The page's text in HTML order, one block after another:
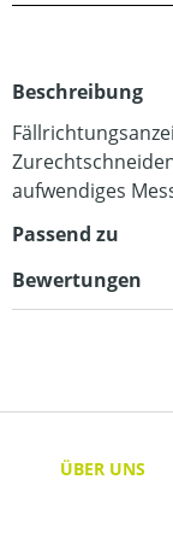
Beschreibung
aufwendiges
Passend zu
Bewertungen
ÜBER UNS